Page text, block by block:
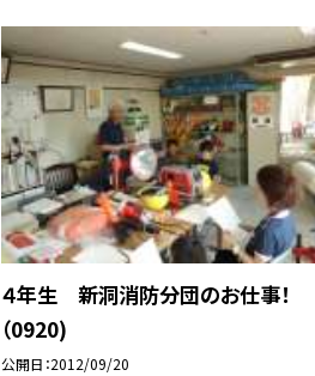
４年生 新洞消防分団のお仕事！
（0920)
公開日 2012/09/20